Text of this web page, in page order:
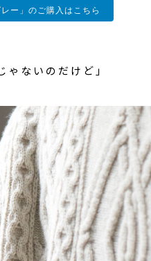
ー」のご購入はこちら
ゃないのだけど」